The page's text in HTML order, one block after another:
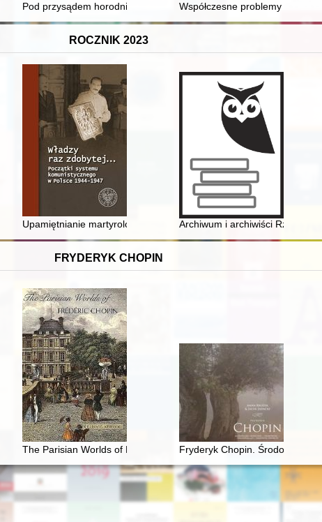
Prus Wschodnich w latach 1945-1946
polskich dążeniach niepodległościowych 1794-1918 = Shoulder to
Pod przysądem horodnictwa wileńskiego - recenzja]
Współczesne problemy
ROCZNIK 2023
lektury książki Jana J. Błońskiego "Zwycięstwo sławnej
Italii = The academic century of women in Catholic Italy
Upamiętnianie martyrologii przez Polski Związek byłych Więźniów
Archiwum i archiwiści Rządu
FRYDERYK CHOPIN
The Parisian Worlds of Frédéric ChopinFryderyk Chopin. Środowisko